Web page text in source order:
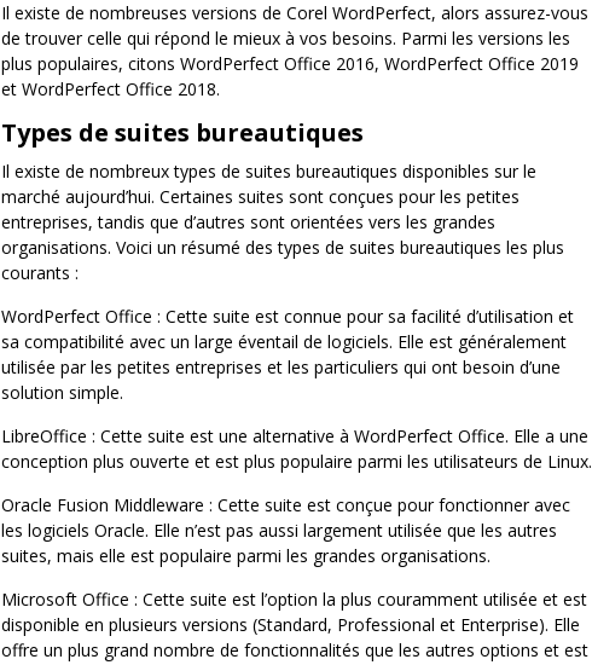
Il existe de nombreuses versions de Corel WordPerfect, alors assurez-vous
de trouver celle qui répond le mieux à vos besoins. Parmi les versions les
plus populaires, citons WordPerfect Office 2016, WordPerfect Office 2019
et WordPerfect Office 2018.
Types de suites bureautiques
Il existe de nombreux types de suites bureautiques disponibles sur le
marché aujourd’hui. Certaines suites sont conçues pour les petites
entreprises, tandis que d’autres sont orientées vers les grandes
organisations. Voici un résumé des types de suites bureautiques les plus
courants :
WordPerfect Office : Cette suite est connue pour sa facilité d’utilisation et
sa compatibilité avec un large éventail de logiciels. Elle est généralement
utilisée par les petites entreprises et les particuliers qui ont besoin d’une
solution simple.
LibreOffice : Cette suite est une alternative à WordPerfect Office. Elle a une
conception plus ouverte et est plus populaire parmi les utilisateurs de Linux.
Oracle Fusion Middleware : Cette suite est conçue pour fonctionner avec
les logiciels Oracle. Elle n’est pas aussi largement utilisée que les autres
suites, mais elle est populaire parmi les grandes organisations.
Microsoft Office : Cette suite est l’option la plus couramment utilisée et est
disponible en plusieurs versions (Standard, Professional et Enterprise). Elle
offre un plus grand nombre de fonctionnalités que les autres options et est